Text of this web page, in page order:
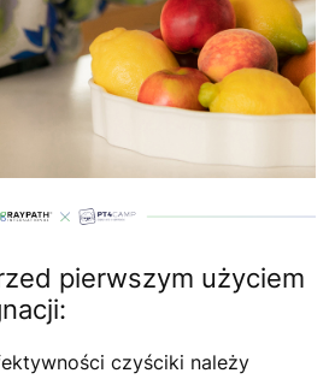
pierwszym użyciem
czyściki należy